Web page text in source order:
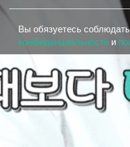
Вы обязуетесь соблюдать
конфиденциальности и